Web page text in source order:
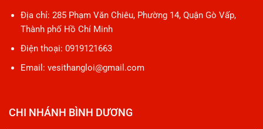
Địa chỉ: 285 Phạm Văn Chiêu, Phường 14, Quận Gò Vấp,
Thành phố Hồ Chí Minh
Điện thoại: 0919121663
Email: vesithangloi@gmail.com
CHI NHÁNH BÌNH DƯƠNG